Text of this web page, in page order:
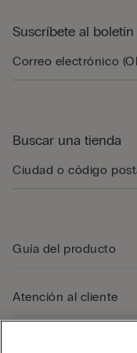
Suscríbete al
Buscar una tienda
Guía del producto
Atención al cliente